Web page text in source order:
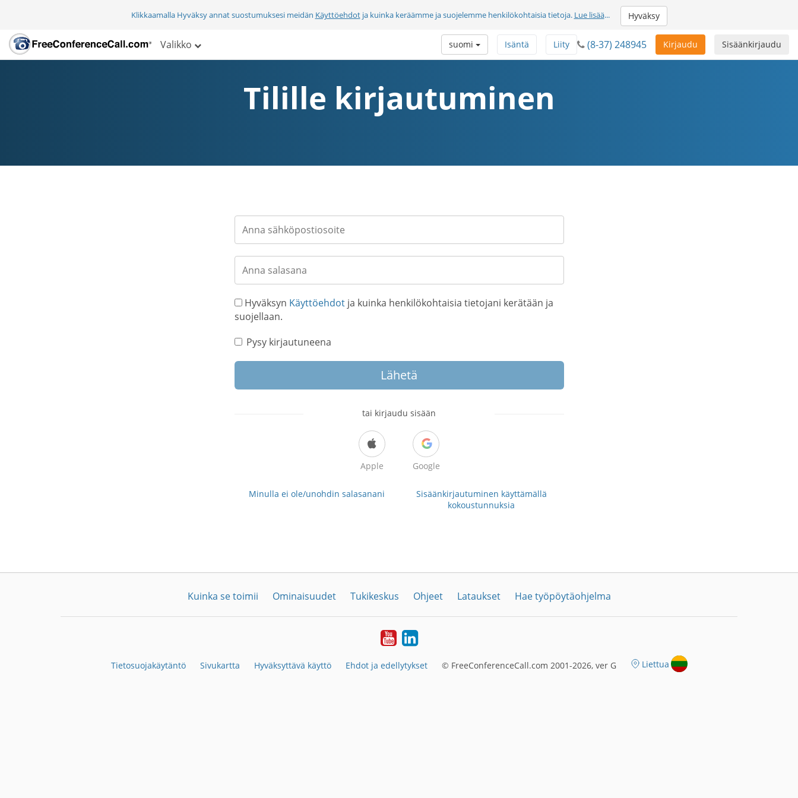
Klikkaamalla Hyväksy annat suostumuksesi meidän Käyttöehdotja kuinka keräämme ja suojelemme henkilökohtaisia tietoja. Lue lisää... Hyväksy
Valikko Sisäänkirjaudu
Kirjaudu
(8-37) 248945
Liity
Isäntä
suomi
Tilille kirjautuminen
Hyväksyn Käyttöehdotja kuinka henkilökohtaisia tietojani kerätään ja
suojellaan.
Pysy kirjautuneena
Lähetä
tai kirjaudu sisään
Apple Google
Minulla ei ole/unohdin salasanani
Sisäänkirjautuminen käyttämällä
kokoustunnuksia
Kuinka se toimii Ominaisuudet Tukikeskus Ohjeet Lataukset Hae työpöytäohjelma
YouTubeLinkedIn
Tietosuojakäytäntö Sivukartta Hyväksyttävä käyttö Ehdot ja edellytykset © FreeConferenceCall.com 2001-2026, ver G Liettua